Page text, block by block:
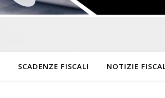
SCADENZE FISCALI NOTIZIE